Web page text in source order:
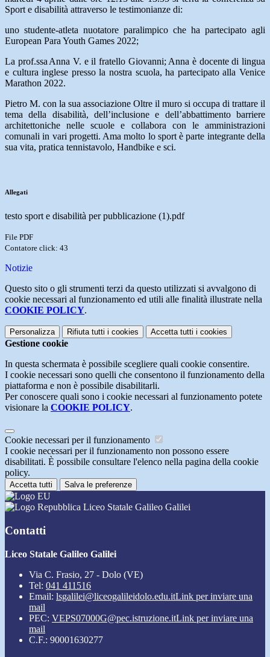
Sport e disabilità attraverso le testimonianze di:
uno studente-atleta nuotatore paralimpico che ha partecipato agli
European Para Youth Games 2022;
La prof.ssa Anna V. e il fratello Giovanni; Anna è docente di lingua
e cultura inglese presso la nostra scuola, ha partecipato alla Venice
Marathon 2022.
Pietro M. con la sua associazione Oltre il muro si occupa di trattare il
tema della disabilità, dell’inclusione e dell’abbattimento barriere
architettoniche nelle scuole e collabora con le amministrazioni
comunali in vari progetti. Ama molto lo sport è parte integrante della
sua vita, pratica tennistavolo, Handbike e sci.
Allegati
testo sport e disabilità per pubblicazione (1).pdf
File PDF
Contatore click: 43
Notizie
Questo sito o gli strumenti terzi da questo utilizzati si avvalgono di
cookie necessari al funzionamento ed utili alle finalità illustrate nella
COOKIE POLICY.
Personalizza Rifiuta tutti i cookies Accetta tutti i cookies
Gestione cookie
In questa schermata è possibile scegliere quali cookie consentire.
I cookie necessari sono quelli che consentono il funzionamento della
piattaforma e non è possibile disabilitarli.
Per conoscere quali sono i cookie necessari al funzionamento potete
visionare la COOKIE POLICY.
Cookie necessari per il funzionamento
I cookie necessari per il funzionamento non possono essere
disabilitati. È possibile consultare l'elenco nella pagina della cookie
policy.
Accetta tutti Salva le preferenze
Liceo Statale Galileo Galilei
Contatti
Liceo Statale Galileo Galilei
Via C. Frasio, 27 - Dolo (VE)
Tel: 041 411516
Email: lsgalilei@liceogalileidolo.edu.itLink per inviare una
mail
PEC: VEPS07000G@pec.istruzione.itLink per inviare una
mail
C.F.: 90001630277